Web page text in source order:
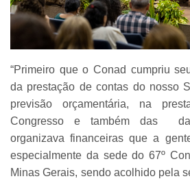
“Primeiro que o Conad cumpriu
da prestação de contas do nosso
previsão orçamentária, na
Congresso e também das
organizava financeiras que a
especialmente da sede do 67º
Minas Gerais, sendo acolhido pela